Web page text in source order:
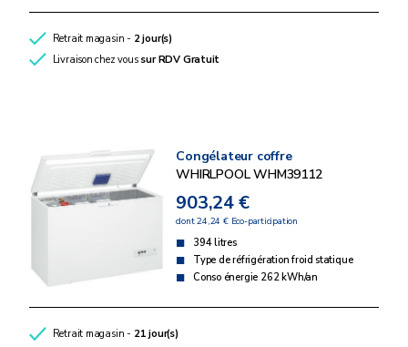
Retrait magasin - 2 jour(s)
Livraison chez vous sur RDV Gratuit
Congélateur coffre
WHIRLPOOL WHM39112
903,24 €
dont 24,24 € Eco-participation
394 litres
Type de réfrigération froid statique
Conso énergie 262 kWh/an
Retrait magasin - 21 jour(s)